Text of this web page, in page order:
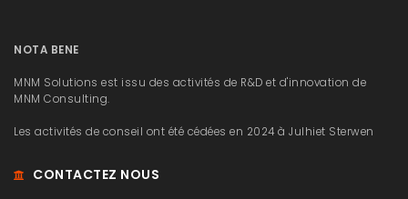
NOTA BENE
MNM Solutions est issu des activités de R&D et d'innovation de
MNM Consulting.
Les activités de conseil ont été cédées en 2024 à Julhiet Sterwen
CONTACTEZ NOUS